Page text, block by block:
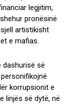
legjitim,
pronësinë
artistikisht
e mafias.
dashurisë së
korrupsionit e
linjës së dytë, në